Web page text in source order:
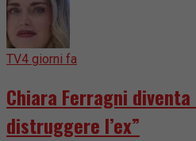
TV4 giorni fa
Chiara Ferragni
distruggere l’ex”